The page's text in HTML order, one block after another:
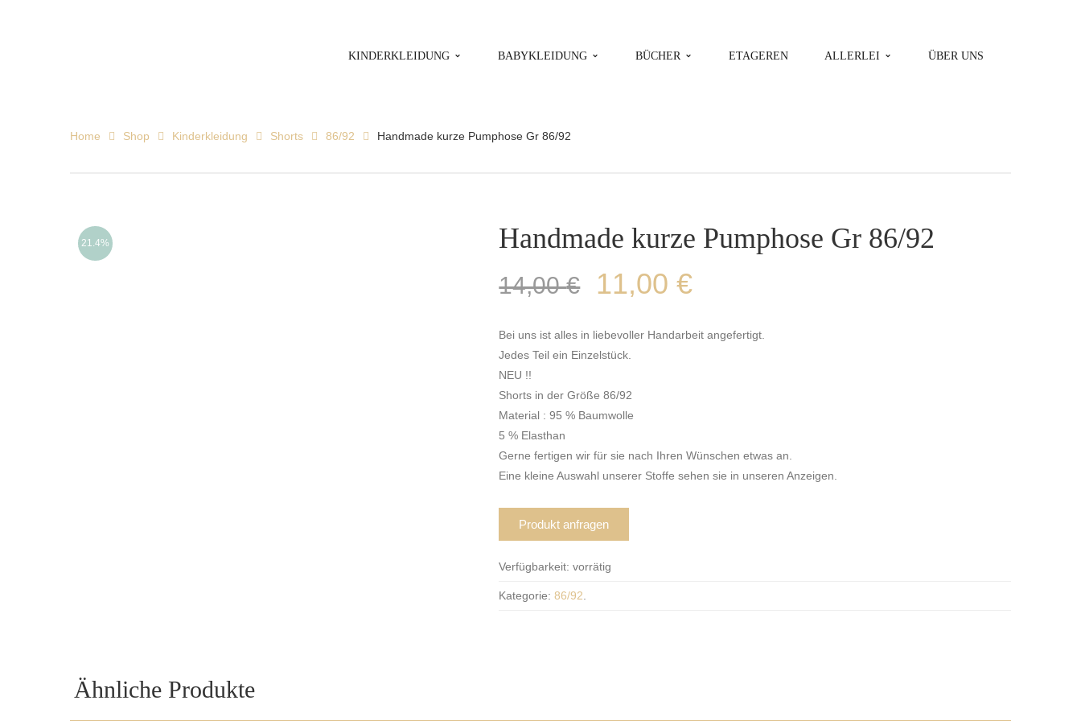
KINDERKLEIDUNG BABYKLEIDUNG BÜCHER ETAGEREN ALLERLEI ÜBER UNS
Home Shop Kinderkleidung Shorts 86/92 Handmade kurze Pumphose Gr 86/92
21.4% Handmade kurze Pumphose Gr 86/92
14,00€ 11,00€
Bei uns ist alles in liebevoller Handarbeit angefertigt.
Jedes Teil ein Einzelstück.
NEU !!
Shorts in der Größe 86/92
Material : 95 % Baumwolle
5 % Elasthan
Gerne fertigen wir für sie nach Ihren Wünschen etwas an.
Eine kleine Auswahl unserer Stoffe sehen sie in unseren Anzeigen.
Produkt anfragen
Verfügbarkeit: vorrätig
Kategorie: 86/92
Ähnliche Produkte